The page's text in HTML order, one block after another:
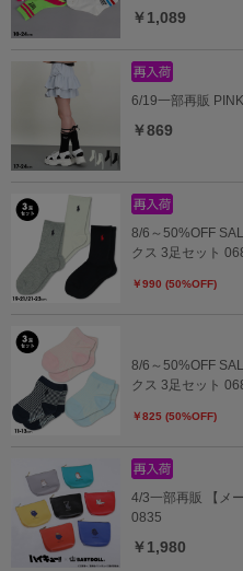
￥1,089
6/19一部再販
￥869
8/6～50%OFF
クス 3足セット
￥990 (50%OFF)
8/6～50%OFF
クス 3足セット
￥825 (50%OFF)
4/3一部再販 【メ
0835
￥1,980